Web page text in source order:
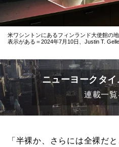
米ワシントンにあるフィンランド大使館の
表示がある＝2024年7月10日、Justin T.
ニューヨークタ
連載一覧
「半裸か、さらには全裸だ